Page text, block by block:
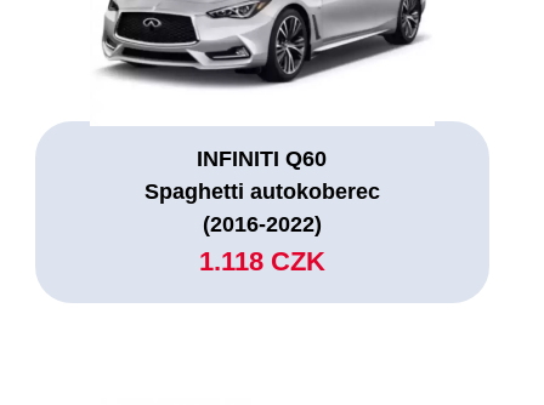
INFINITI Q60
Spaghetti autokoberec
(2016-2022)
1.118 CZK